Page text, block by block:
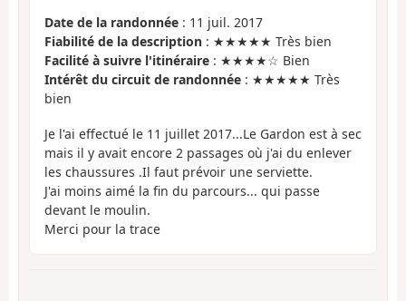
Date de la randonnée : 11 juil. 2017
Fiabilité de la description : ★★★★★ Très bien
Facilité à suivre l'itinéraire : ★★★★☆ Bien
Intérêt du circuit de randonnée : ★★★★★ Très
bien
Je l'ai effectué le 11 juillet 2017...Le Gardon est à sec
mais il y avait encore 2 passages où j'ai du enlever
les chaussures .Il faut prévoir une serviette.
J'ai moins aimé la fin du parcours... qui passe
devant le moulin.
Merci pour la trace